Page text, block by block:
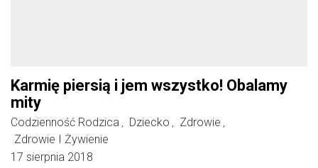
Karmię piersią i jem wszystko! Obalamy
mity
Codzienność Rodzica , Dziecko , Zdrowie ,
Zdrowie I Żywienie
17 sierpnia 2018